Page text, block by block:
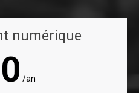
numérique
/an